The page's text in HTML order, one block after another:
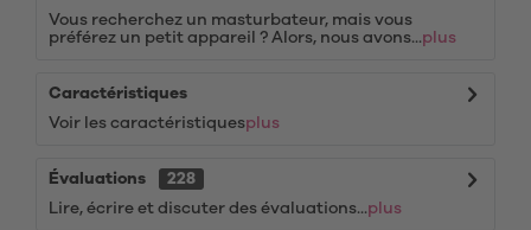
Vous recherchez un masturbateur, mais vous
préférez un petit appareil ? Alors, nous avons...plus
Caractéristiques
Voir les caractéristiquesplus
Évaluations
228
Lire, écrire et discuter des évaluations...plus